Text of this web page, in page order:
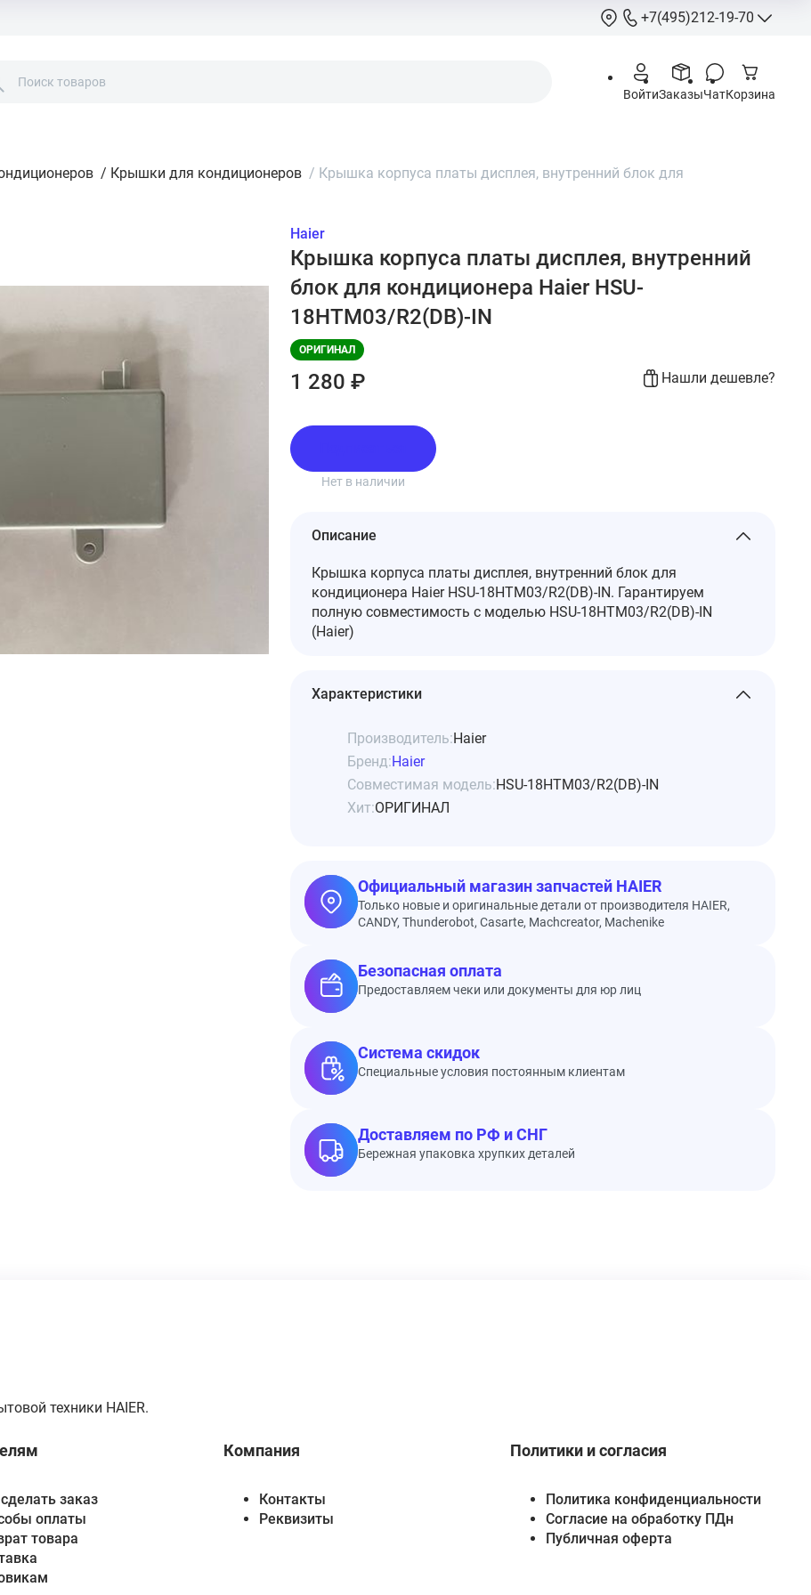
+7(495)212-19-70
info@hcstore.ru
шоссе 130, корп.
ВойтиЗаказыЧатКорзина
/ Крышки для кондиционеров / Крышка корпуса платы дисплея, внутренний блок для
Haier
Крышка корпуса платы дисплея, внутренний
блок для кондиционера Haier HSU-
18HTM03/R2(DB)-IN
ОРИГИНАЛ
1 280 ₽ Нашли дешевле?
Нет в наличии
Описание
Крышка корпуса платы дисплея, внутренний блок для
кондиционера Haier HSU-18HTM03/R2(DB)-IN. Гарантируем
полную совместимость с моделью HSU-18HTM03/R2(DB)-IN
(Haier)
Характеристики
Производитель:Haier
Бренд:Haier
Совместимая модель:HSU-18HTM03/R2(DB)-IN
Хит:ОРИГИНАЛ
Официальный магазин запчастей HAIER
Только новые и оригинальные детали от производителя HAIER,
CANDY, Thunderobot, Casarte, Machcreator, Machenike
Безопасная оплата
Предоставляем чеки или документы для юр лиц
Система скидок
Специальные условия постоянным клиентам
Доставляем по РФ и СНГ
Бережная упаковка хрупких деталей
техники HAIER.
заказ
оплаты
товара
Компания
Контакты
Реквизиты
Политики и согласия
Политика конфиденциальности
Согласие на обработку ПДн
Публичная оферта